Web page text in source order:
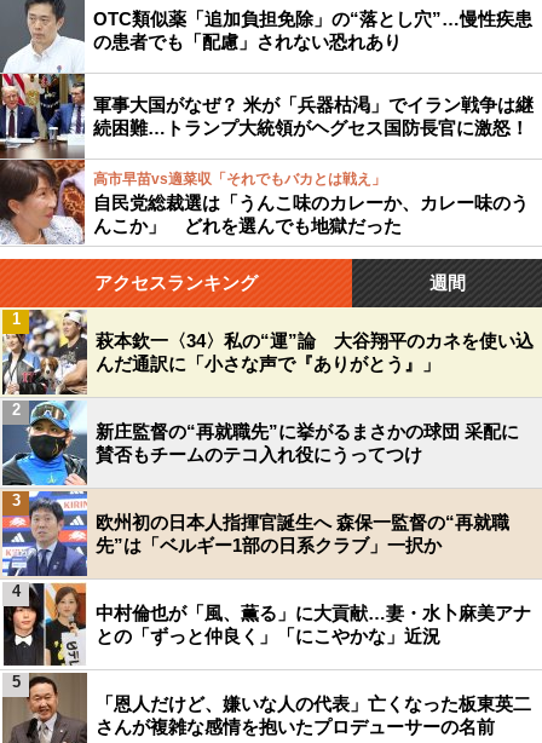
OTC類似薬「追加負担免除」の“落とし穴”…慢性疾患
の患者でも「配慮」されない恐れあり
軍事大国がなぜ？ 米が「兵器枯渇」でイラン戦争は継
続困難…トランプ大統領がヘグセス国防長官に激怒！
高市早苗vs適菜収「それでもバカとは戦え」
自民党総裁選は「うんこ味のカレーか、カレー味のう
んこか」 どれを選んでも地獄だった
アクセスランキング 週間
萩本欽一〈34〉私の“運”論 大谷翔平のカネを使い込
んだ通訳に「小さな声で『ありがとう』」
1
新庄監督の“再就職先”に挙がるまさかの球団 采配に
賛否もチームのテコ入れ役にうってつけ
2
欧州初の日本人指揮官誕生へ 森保一監督の“再就職
先”は「ベルギー1部の日系クラブ」一択か
3
中村倫也が「風、薫る」に大貢献…妻・水卜麻美アナ
との「ずっと仲良く」「にこやかな」近況
4
「恩人だけど、嫌いな人の代表」亡くなった板東英二
さんが複雑な感情を抱いたプロデューサーの名前
5